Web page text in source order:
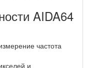
AIDA64
частота
и